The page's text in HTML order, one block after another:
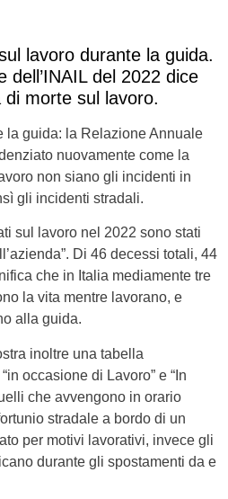
lavoro durante la guida.
dell’INAIL del 2022 dice
morte sul lavoro.
la guida: la Relazione Annuale
nuovamente come la
non siano gli incidenti in
gli incidenti stradali.
sul lavoro nel 2022 sono stati
Di 46 decessi totali, 44
che in Italia mediamente tre
la vita mentre lavorano, e
alla guida.
inoltre una tabella
occasione di Lavoro” e “In
che avvengono in orario
stradale a bordo di un
per motivi lavorativi, invece gli
durante gli spostamenti da e